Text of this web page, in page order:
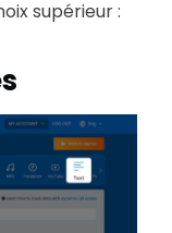
supérieur :